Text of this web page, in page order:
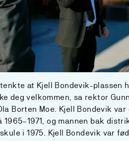
tenkte at Kjell Bondevik-plassen
deg velkommen, sa rektor
Borten Moe. Kjell Bondevik
og mannen bak
i 1975. Kjell Bondevik var